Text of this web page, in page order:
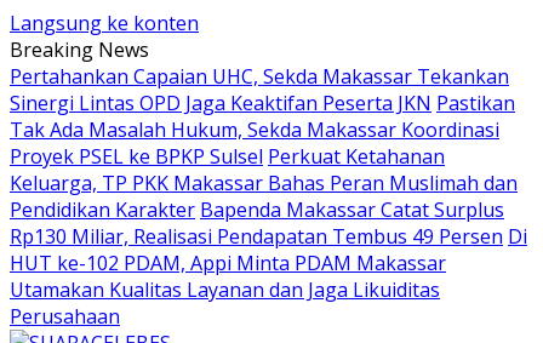
Langsung ke konten
Breaking News
Pertahankan Capaian UHC, Sekda Makassar Tekankan
Sinergi Lintas OPD Jaga Keaktifan Peserta JKN Pastikan
Tak Ada Masalah Hukum, Sekda Makassar Koordinasi
Proyek PSEL ke BPKP Sulsel Perkuat Ketahanan
Keluarga, TP PKK Makassar Bahas Peran Muslimah dan
Pendidikan Karakter Bapenda Makassar Catat Surplus
Rp130 Miliar, Realisasi Pendapatan Tembus 49 Persen Di
HUT ke-102 PDAM, Appi Minta PDAM Makassar
Utamakan Kualitas Layanan dan Jaga Likuiditas
Perusahaan